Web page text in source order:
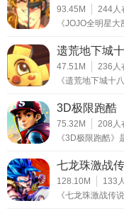
93.45M 244人
《JOJO全明星
遗荒地下城
47.51M 236 人
《遗荒地下城十
3D极限跑酷
75.32M 208 人
《3D极限跑酷
七龙珠激战
128.10M 133
《七龙珠激战传